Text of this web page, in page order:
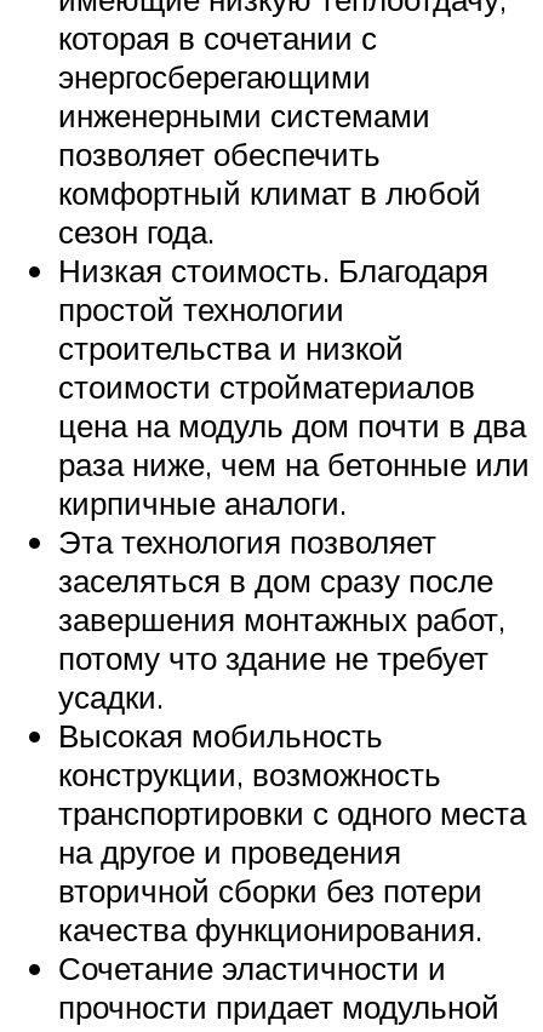
которая в сочетании с
энергосберегающими
инженерными системами
позволяет обеспечить
комфортный климат в любой
сезон года.
Низкая стоимость. Благодаря
простой технологии
строительства и низкой
стоимости стройматериалов
цена на модуль дом почти в два
раза ниже, чем на бетонные или
кирпичные аналоги.
Эта технология позволяет
заселяться в дом сразу после
завершения монтажных работ,
потому что здание не требует
усадки.
Высокая мобильность
конструкции, возможность
транспортировки с одного места
на другое и проведения
вторичной сборки без потери
качества функционирования.
Сочетание эластичности и
прочности придает модульной